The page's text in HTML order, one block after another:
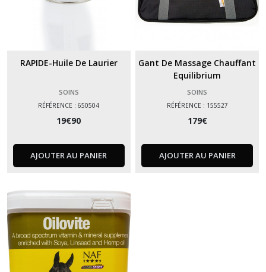
RAPIDE-Huile De Laurier
SOINS
RÉFÉRENCE : 650504
19€90
AJOUTER AU PANIER
Gant De Massage Chauffant
Equilibrium
SOINS
RÉFÉRENCE : 155527
179€
AJOUTER AU PANIER